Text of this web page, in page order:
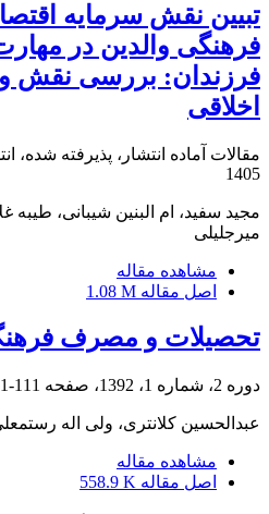
تبیین نقش سرمایه
فرهنگی والدین در
فرزندان: بررسی نقش
اخلاقی
مقالات آماده انتشار، پذیرفته شده،
1405
مجید سفید، ام البنین شیبانی، طیبه
میرجلیلی
مشاهده مقاله
اصل مقاله 1.08 M
تحصیلات و مصرف
دوره 2، شماره 1، 1392، صفحه 111-131
عبدالحسین کلانتری، ولی اله
مشاهده مقاله
اصل مقاله 558.9 K